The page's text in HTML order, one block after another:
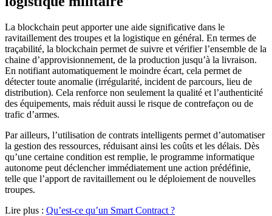
La blockchain peut apporter une aide significative dans le
ravitaillement des troupes et la logistique en général. En termes de
traçabilité, la blockchain permet de suivre et vérifier l’ensemble de la
chaine d’approvisionnement, de la production jusqu’à la livraison.
En notifiant automatiquement le moindre écart, cela permet de
détecter toute anomalie (irrégularité, incident de parcours, lieu de
distribution). Cela renforce non seulement la qualité et l’authenticité
des équipements, mais réduit aussi le risque de contrefaçon ou de
trafic d’armes.
Par ailleurs, l’utilisation de contrats intelligents permet d’automatiser
la gestion des ressources, réduisant ainsi les coûts et les délais. Dès
qu’une certaine condition est remplie, le programme informatique
autonome peut déclencher immédiatement une action prédéfinie,
telle que l’apport de ravitaillement ou le déploiement de nouvelles
troupes.
Lire plus : Qu’est-ce qu’un Smart Contract ?